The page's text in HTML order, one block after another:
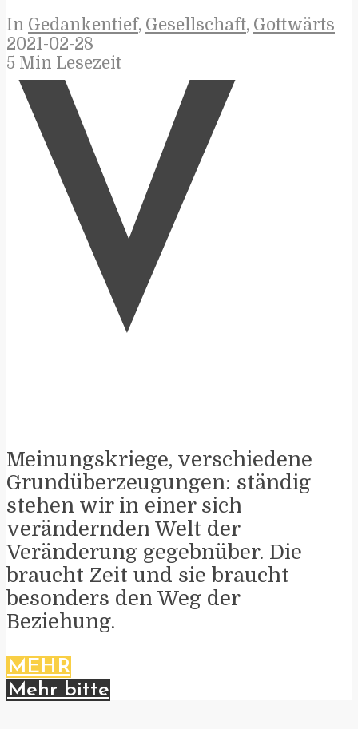
In Gedankentief, Gesellschaft, Gottwärts
2021-02-28
5 Min Lesezeit
V
Meinungskriege, verschiedene
Grundüberzeugungen: ständig
stehen wir in einer sich
verändernden Welt der
Veränderung gegebnüber. Die
braucht Zeit und sie braucht
besonders den Weg der
Beziehung.
MEHR
Mehr bitte